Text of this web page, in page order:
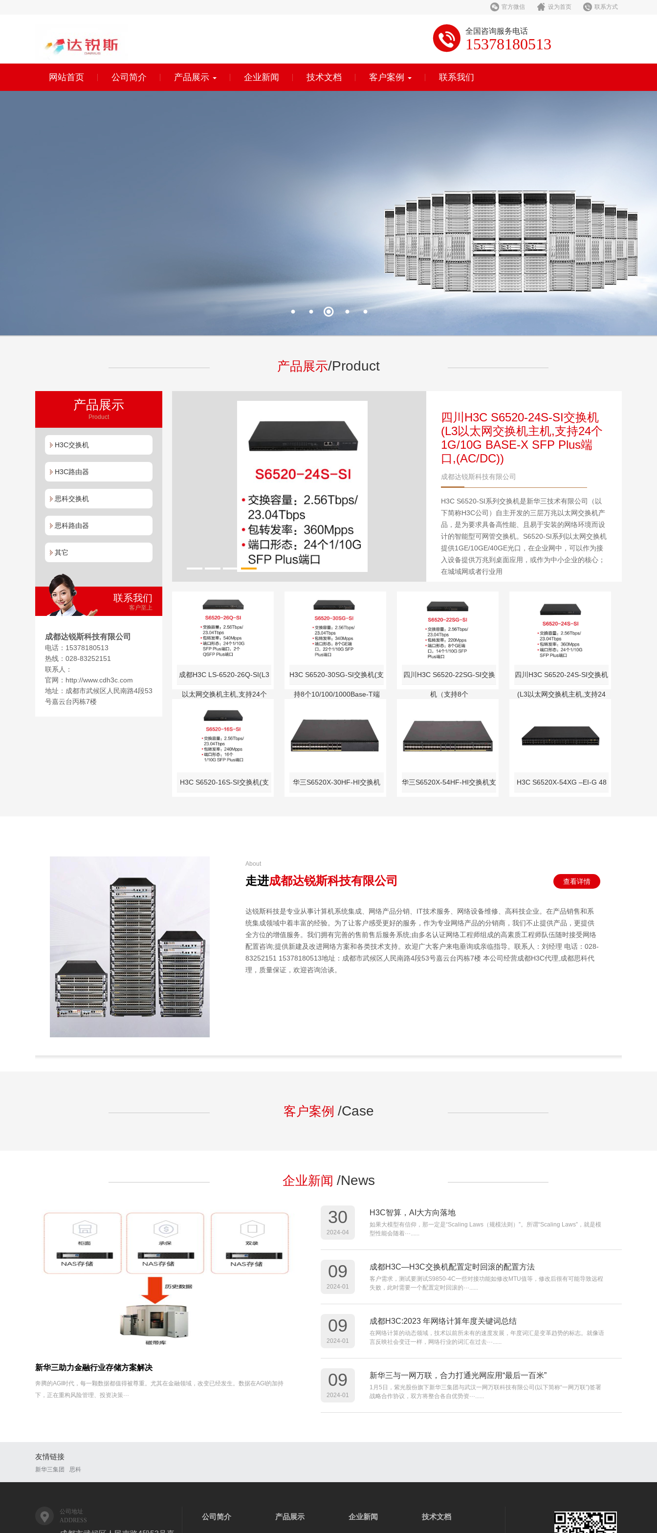
 官方微信  设为首页  联系方式
 全国咨询服务电话
15378180513
网站首页 公司简介 产品展示 企业新闻 技术文档 客户案例 联系我们
产品展示/Product
产品展示
Product
H3C交换机
H3C路由器
思科交换机
思科路由器
其它
联系我们
客户至上
成都达锐斯科技有限公司
电话：15378180513
热线：028-83252151
联系人：
官网：http://www.cdh3c.com
地址：成都市武候区人民南路4段53
号嘉云台丙栋7楼
四川H3C S6520-24S-SI交换机
(L3以太网交换机主机,支持24个
1G/10G BASE-X SFP Plus端
口,(AC/DC))
成都达锐斯科技有限公司
H3C S6520-SI系列交换机是新华三技术有限公司（以
品，是为要求具备高性能、且易于安装的网络环境而设
计的智能型可网管交换机。S6520-SI系列以太网交换机
入设备提供万兆到桌面应用，或作为中小企业的核心；
点击查看 >
H3C S6520-16S-SI交换机(支持
16个1G/10G BASE-X SFP Plus
端口,(AC/DC))
成都达锐斯科技有限公司
H3C S6520-SI系列交换机是新华三技术有限公司（以
下简称H3C公司）自主开发的三层万兆以太网交换机产
品，是为要求具备高性能、且易于安装的网络环境而设
计的智能型可网管交换机。S6520-SI系列以太网交换机
提供1GE/10GE/40GE光口，在企业网中，可以作为接
入设备提供万兆到桌面应用，或作为中小企业的核心；
在城域网或者行业用
点击查看 >
成都H3C LS-6520-26Q-SI(L3
以太网交换机主机,支持24个
1G/10GBase-X SFP Plus端口,
支持2个40G QSFP Plus端口)
H3C S6520-30SG-SI交换机(支
持8个10/100/1000Base-T端
四川H3C S6520-22SG-SI交换
机（支持8个
1G/10GBase-X SFP Plus端口,
交流供电)
四川H3C S6520-24S-SI交换机
(L3以太网交换机主机,支持24
H3C S6520-16S-SI交换机(支 华三S6520X-30HF-HI交换机 华三S6520X-54HF-HI交换机支 H3C S6520X-54XG –EI-G 48
About
走进成都达锐斯科技有限公司 查看详情
达锐斯科技是专业从事计算机系统集成、网络产品分销、IT技术服务、网络设备维修、高科技企业。在产品销售和系
统集成领域中着丰富的经验。为了让客户感受更好的服务，作为专业网络产品的分销商，我们不止提供产品，更提供
全方位的增值服务。我们拥有完善的售前售后服务系统;由多名认证网络工程师组成的高素质工程师队伍随时接受网络
配置咨询;提供新建及改进网络方案和各类技术支持。欢迎广大客户来电垂询或亲临指导。联系人：刘经理 电话：028-
83252151 15378180513地址：成都市武候区人民南路4段53号嘉云台丙栋7楼 本公司经营成都H3C代理,成都思科代
理，质量保证，欢迎咨询洽谈。
客户案例 /Case
企业新闻 /News
新华三助力金融行业存储方案解决
奔腾的AGI时代，每一颗数据都值得被尊重。尤其在金融领域，改变已经发生。数据在AGI的加持
下，正在重构风险管理、投资决策···
30
2024-04
H3C智算，AI大方向落地
如果大模型有信仰，那一定是“Scaling Laws（规模法则）”。所谓“Scaling Laws”，就是模
型性能会随着···......
09
2024-01
成都H3C—H3C交换机配置定时回滚的配置方法
客户需求，测试要测试S9850-4C一些对接功能如修改MTU值等，修改后很有可能导致远程
失败，此时需要一个配置定时回滚的···......
09
2024-01
成都H3C:2023 年网络计算年度关键词总结
在网络计算的动态领域，技术以前所未有的速度发展，年度词汇是变革趋势的标志。就像语
言反映社会变迁一样，网络行业的词汇在过去···......
09
2024-01
新华三与一网万联，合力打通光网应用“最后一百米”
1月5日，紫光股份旗下新华三集团与武汉一网万联科技有限公司(以下简称“一网万联”)签署
战略合作协议，双方将整合各自优势资···......
友情链接
新华三集团 思科

公司地址
ADDRESS
公司简介 产品展示 企业新闻 技术文档